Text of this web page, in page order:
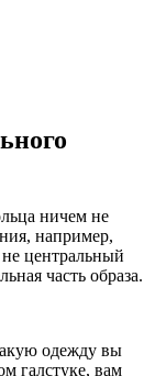
ничем не
например,
центральный
часть образа.
одежду вы
галстуке, вам